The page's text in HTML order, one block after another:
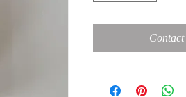
Contact